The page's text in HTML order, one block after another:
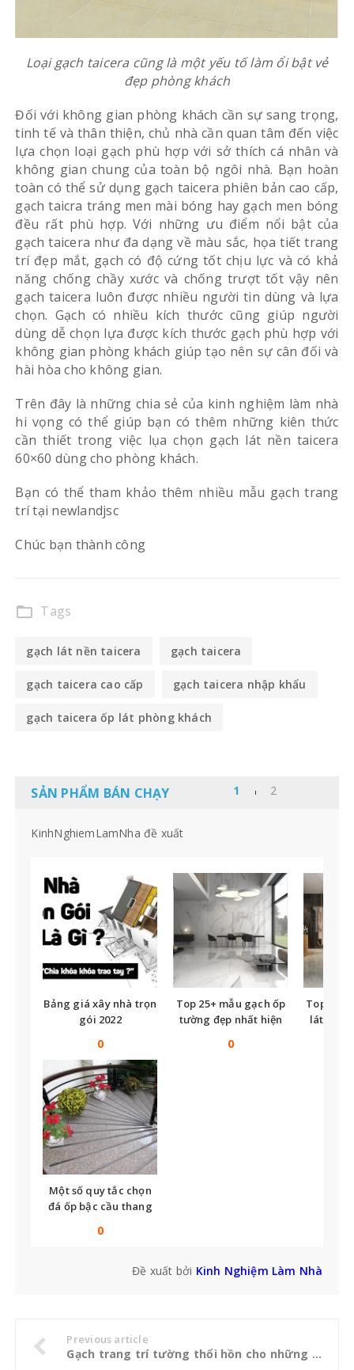
Loại gạch taicera cũng là một yếu tố làm ổi bật vẻ
đẹp phòng khách
Đối với không gian phòng khách cần sự sang trọng,
tinh tế và thân thiện, chủ nhà cần quan tâm đến việc
lựa chọn loại gạch phù hợp với sở thích cá nhân và
không gian chung của toàn bộ ngôi nhà. Bạn hoàn
toàn có thể sử dụng gạch taicera phiên bản cao cấp,
gạch taicra tráng men mài bóng hay gạch men bóng
đều rất phù hợp. Với những ưu điểm nổi bật của
gạch taicera như đa dạng về màu sắc, họa tiết trang
trí đẹp mắt, gạch có độ cứng tốt chịu lực và có khả
năng chống chầy xước và chống trượt tốt vậy nên
gạch taicera luôn được nhiều người tin dùng và lựa
chọn. Gạch có nhiều kích thước cũng giúp người
dùng dễ chọn lựa được kích thước gạch phù hợp với
không gian phòng khách giúp tạo nên sự cân đối và
hài hòa cho không gian.
Trên đây là những chia sẻ của kinh nghiệm làm nhà
hi vọng có thể giúp bạn có thêm những kiên thức
cần thiết trong việc lụa chọn gạch lát nền taicera
60×60 dùng cho phòng khách.
Bạn có thể tham khảo thêm nhiều mẫu gạch trang
trí tại newlandjsc
Chúc bạn thành công
folder_open Tags
gạch lát nền taicera gạch taicera
gạch taicera cao cấp gạch taicera nhập khẩu
gạch taicera ốp lát phòng khách
SẢN PHẨM BÁN CHẠY
KinhNghiemLamNha đề xuất
Bảng giá xây nhà trọn
gói 2022
0
Top 25+ mẫu gạch ốp
tường đẹp nhất hiện
0
Top
lát nền
Một số quy tắc chọn
đá ốp bậc cầu thang
0
Đề xuất bởi Kinh Nghiệm Làm Nhà
Previous article
Gạch trang trí tường thổi hồn cho những bức tường phẳng lặng